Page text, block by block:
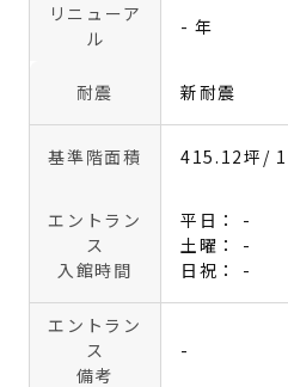
リニューア
ル
- 年
耐震 新耐震
基準階面積 415.12坪 /
エントラン
ス
入館時間
平日： -
土曜： -
日祝： -
エントラン
ス
備考
-